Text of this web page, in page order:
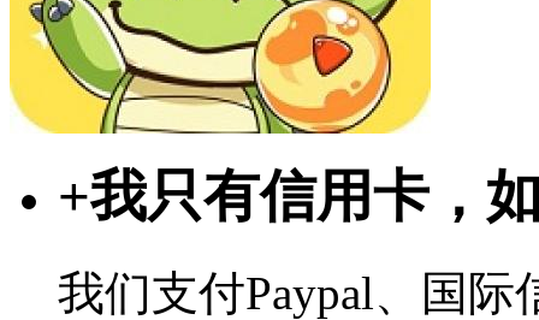
+我只有信用卡，
我们支付Paypal、国